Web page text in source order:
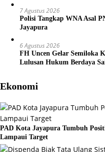
7 Agustus 2026
Polisi Tangkap WNA Asal
Jayapura
6 Agustus 2026
FH Uncen Gelar Semiloka
Lulusan Hukum Berdaya
Ekonomi
PAD Kota Jayapura Tumbuh
Lampaui Target